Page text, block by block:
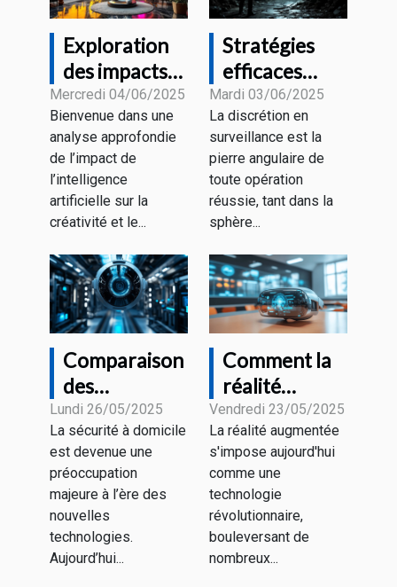
Exploration
des impacts
de l'IA sur la
créativité et
le marketing
visuel
Mercredi 04/06/2025
Bienvenue dans une
analyse approfondie
de l’impact de
l’intelligence
artificielle sur la
créativité et le...
Stratégies
efficaces
pour
renforcer la
discrétion en
surveillance
Mardi 03/06/2025
La discrétion en
surveillance est la
pierre angulaire de
toute opération
réussie, tant dans la
sphère...
Comparaison
des
technologies
modernes
pour la
sécurité à
domicile
Lundi 26/05/2025
La sécurité à domicile
est devenue une
préoccupation
majeure à l’ère des
nouvelles
technologies.
Aujourd’hui...
Comment la
réalité
augmentée
transforme-
t-elle
l'éducation
aujourd'hui ?
Vendredi 23/05/2025
La réalité augmentée
s'impose aujourd'hui
comme une
technologie
révolutionnaire,
bouleversant de
nombreux...